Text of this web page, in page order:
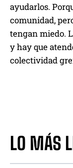
ayudarlos.
comunidad,
tengan miedo.
y hay que
colectividad
LO MÁS